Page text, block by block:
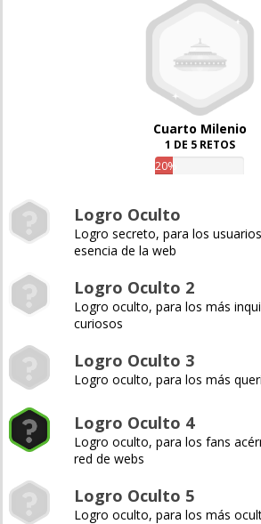
Cuarto Milenio
1 DE 5 RETOS
20%
Logro Oculto
Logro secreto, para los
esencia de la web
Logro Oculto 2
Logro oculto, para los más
curiosos
Logro Oculto 3
Logro oculto, para los más
Logro Oculto 4
Logro oculto, para los fans
red de webs
Logro Oculto 5
Logro oculto, para los más